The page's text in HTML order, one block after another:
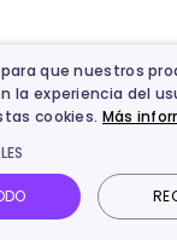
que nuestros
la experiencia del
cookies. Más